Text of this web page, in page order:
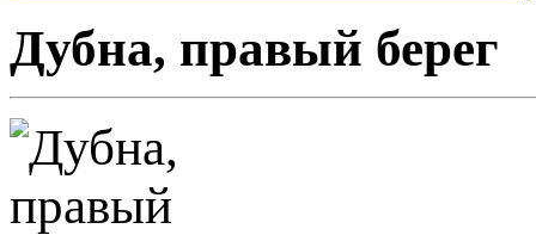
Дубна, правый берег